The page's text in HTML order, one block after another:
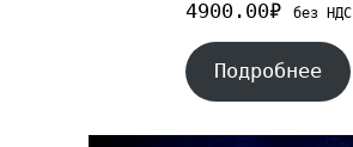
4900.00₽ без НДС
Подробнее